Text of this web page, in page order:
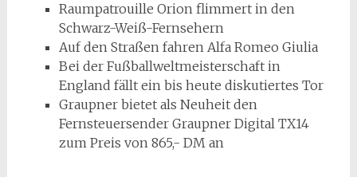
Raumpatrouille Orion flimmert in den
Schwarz-Weiß-Fernsehern
Auf den Straßen fahren Alfa Romeo Giulia
Bei der Fußballweltmeisterschaft in
England fällt ein bis heute diskutiertes Tor
Graupner bietet als Neuheit den
Fernsteuersender Graupner Digital TX14
zum Preis von 865,- DM an